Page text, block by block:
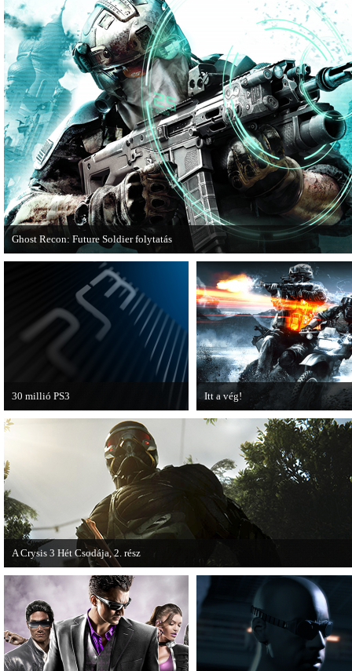
Ghost Recon: Future Soldier folytatás
Több jel is utal arra, hogy készülőben van a Ghost Recon: Future Soldier
30 millió PS3
A PAL régióban a PS3 átlépte a 30
milliós eladott darabszámot.
Itt a vég!
Hamarosan minden infó kiderül a
Battlefield 3 utolsó, End Game
kiegészítőjéről.
A Crysis 3 Hét Csodája, 2. rész
Megjelent a Crysis 3 videosorozat második része, amely a The Hunt címet